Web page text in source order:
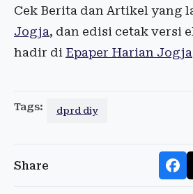
Cek Berita dan Artikel yang
Jogja, dan edisi cetak versi
hadir di Epaper Harian Jogja
Tags: dprd diy
Share